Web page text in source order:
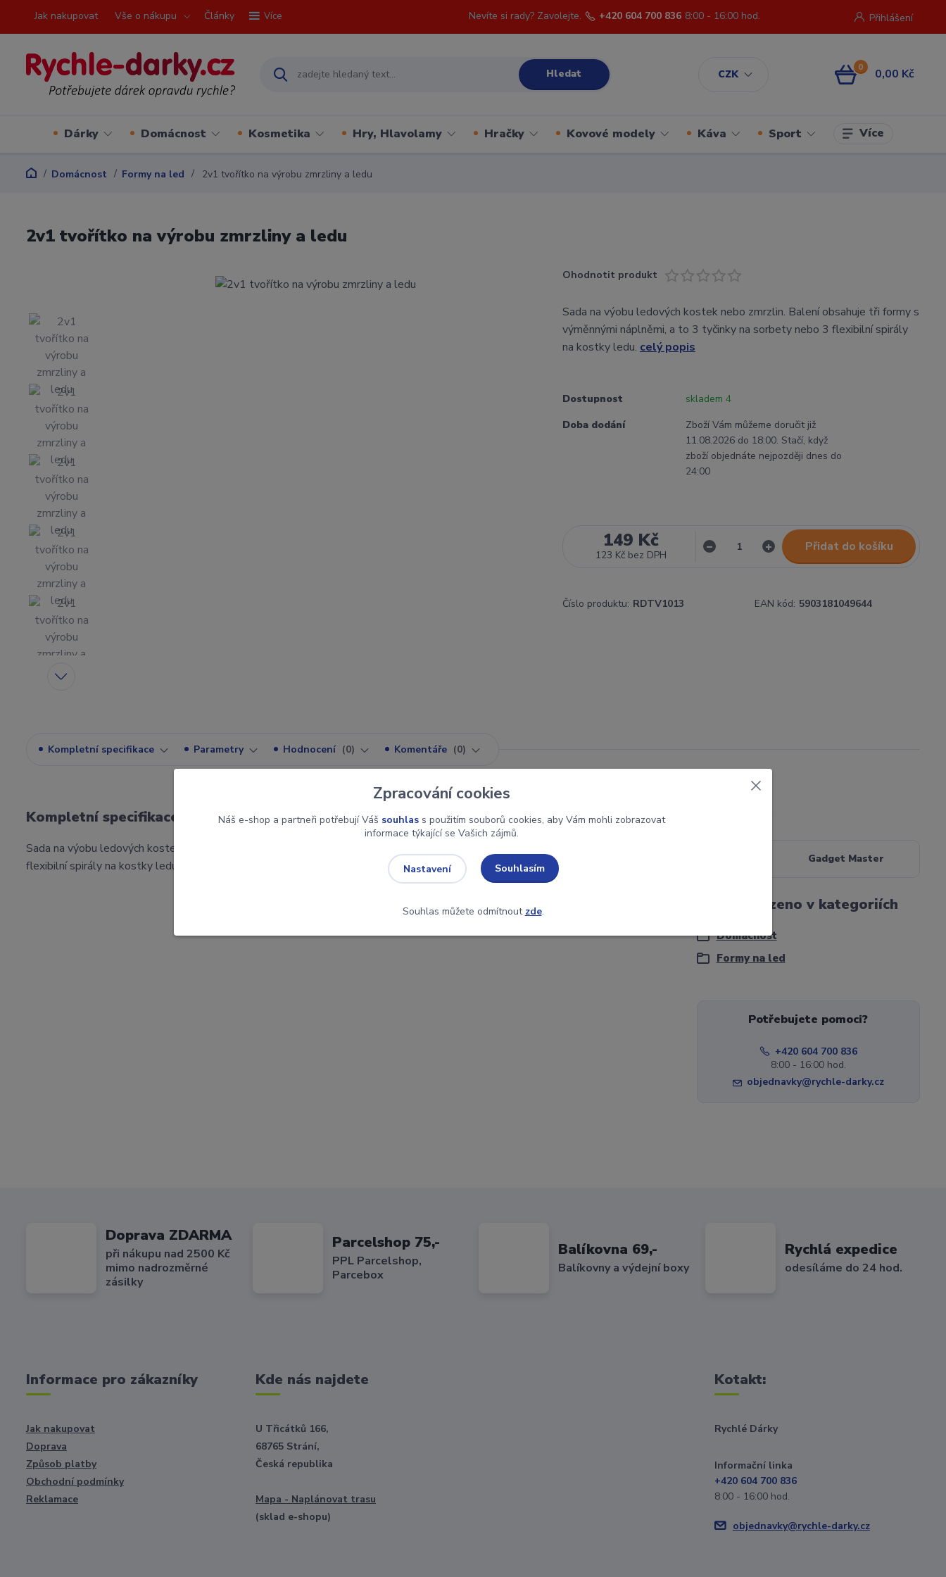
Jak nakupovat Vše o nákupu Články Více
CZK
Přihlášení
Hledat
Nevíte si rady? Zavolejte. +420 604 700 836 8:00 - 16:00 hod.
0 0,00 Kč
Dárky Domácnost Kosmetika Hry, Hlavolamy Hračky Kovové modely Káva Sport Více
Domácnost Formy na led 2v1 tvořítko na výrobu zmrzliny a ledu
2v1 tvořítko na výrobu zmrzliny a ledu
Ohodnotit produkt
Sada na výobu ledových kostek nebo zmrzlin. Balení obsahuje tři formy s
výměnnými náplněmi, a to 3 tyčinky na sorbety nebo 3 flexibilní spirály
na kostky ledu. celý popis
Dostupnost
skladem 4
Doba dodání
Zboží Vám můžeme doručit již
11.08.2026 do 18:00. Stačí, když
zboží objednáte nejpozději dnes do
24:00
149 Kč
123 Kč bez DPH
Přidat do košíku
Číslo produktu: RDTV1013 EAN kód: 5903181049644
Kompletní specifikace Parametry Hodnocení 0 Komentáře 0
Kompletní specifikace
Sada na výobu ledových kostek nebo zmrzlin. Balení obsahuje tři formy s výměnnými náplněmi, a to 3 tyčinky na sorbety nebo 3
flexibilní spirály na kostky ledu.
Gadget Master
Zboží zařazeno v kategoriích
Domácnost
Formy na led
Potřebujete pomoci?
+420 604 700 836
8:00 - 16:00 hod.
objednavky@rychle-darky.cz
Doprava ZDARMA
při nákupu nad 2500 Kč
mimo nadrozměrné
zásilky
Parcelshop 75,-
PPL Parcelshop,
Parcebox
Balíkovna 69,-
Balíkovny a výdejní boxy
Rychlá expedice
odesíláme do 24 hod.
Informace pro zákazníky
Jak nakupovat
Doprava
Způsob platby
Obchodní podmínky
Reklamace
Kde nás najdete
U Třicátků 166,
68765 Strání,
Česká republika
Mapa - Naplánovat trasu
(sklad e-shopu)
Kotakt:
Rychlé Dárky
Informační linka
+420 604 700 836
8:00 - 16:00 hod.
objednavky@rychle-darky.cz
Zpracování cookies
Náš e-shop a partneři potřebují Váš souhlass použitím souborů cookies, aby Vám mohli zobrazovat
informace týkající se Vašich zájmů.
Nastavení Souhlasím
Souhlas můžete odmítnout zde.